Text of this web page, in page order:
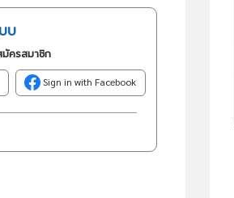
บ
ครสมาชิก
Sign in with Facebook